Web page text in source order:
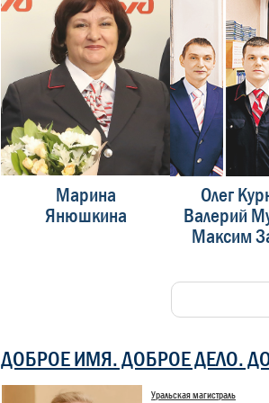
Марина
Янюшкина
Олег
Валерий
Максим
ДОБРОЕ ИМЯ. ДОБРОЕ ДЕЛО.
Уральская магистраль
Конкурс